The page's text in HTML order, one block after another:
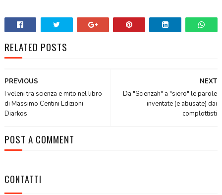
RELATED POSTS
NEXT
Da "Scienzah" a "siero" le parole
inventate (e abusate) dai
complottisti
PREVIOUS
I veleni tra scienza e mito nel libro
di Massimo Centini Edizioni
Diarkos
POST A COMMENT
CONTATTI